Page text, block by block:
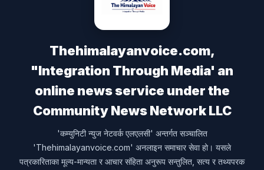
Thehimalayanvoice.com,
"Integration Through Media' an
online news service under the
Community News Network LLC
'कम्युनिटी न्युज नेटवर्क एलएलसी' अन्तर्गत सञ्चालित
'Thehimalayanvoice.com' अनलाइन समाचार सेवा हो। यसले
पत्रकारिताका मूल्य-मान्यता र आचार संहिता अनुरूप सन्तुलित, सत्य र तथ्यपरक